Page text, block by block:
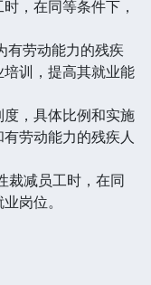
，在同等条件下，
劳动能力的残疾
训，提高其就业能
，具体比例和实施
劳动能力的残疾人
减员工时，在同
岗位。